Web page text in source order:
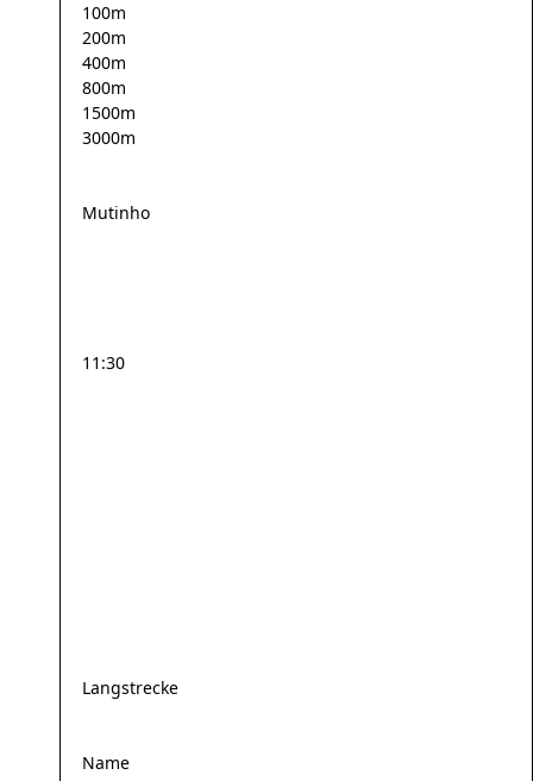
100m
200m
400m
800m
1500m
3000m
Mutinho
11:30
Langstrecke
Name